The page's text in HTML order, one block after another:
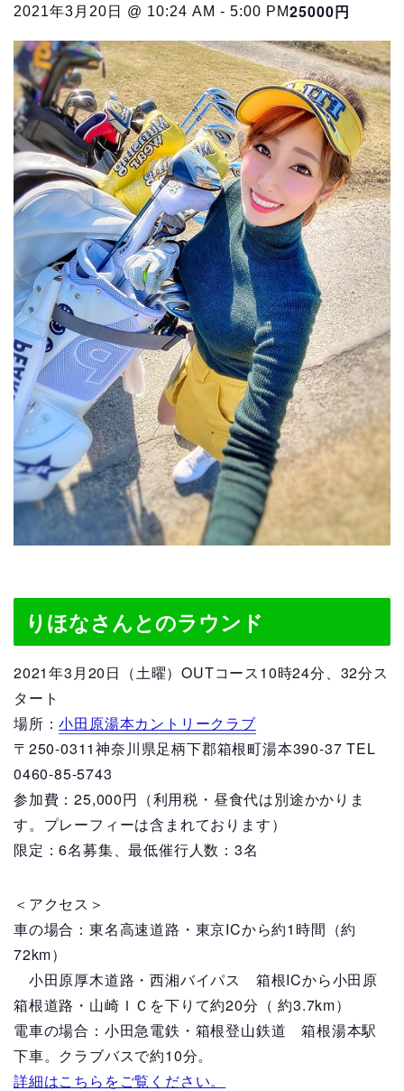
2021年3月20日 @ 10:24 AM - 5:00 PM25000円
りほなさんとのラウンド
2021年3月20日（土曜）OUTコース10時24分、32分ス
タート
場所：小田原湯本カントリークラブ
〒250-0311神奈川県足柄下郡箱根町湯本390-37 TEL
0460-85-5743
参加費：25,000円（利用税・昼食代は別途かかりま
す。プレーフィーは含まれております）
限定：6名募集、最低催行人数：3名
＜アクセス＞
車の場合：東名高速道路・東京ICから約1時間（約
72km）
小田原厚木道路・西湘バイパス 箱根ICから小田原
箱根道路・山崎ＩＣを下りて約20分（ 約3.7km）
電車の場合：小田急電鉄・箱根登山鉄道 箱根湯本駅
下車。クラブバスで約10分。
詳細はこちらをご覧ください。